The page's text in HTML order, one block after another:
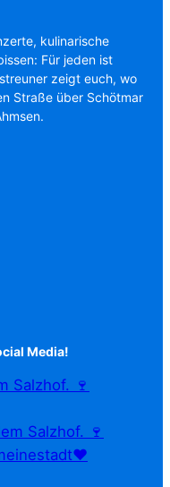
kulinarische
Für jeden ist
zeigt euch, wo
Straße über Schötmar
Media!
Salzhof. 🍷